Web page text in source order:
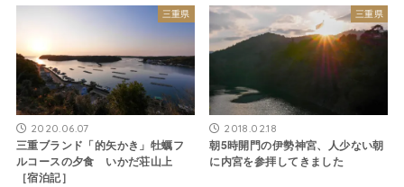
三重県
2020.06.07
三重ブランド「的矢かき」牡蠣フ
ルコースの夕食 いかだ荘山上
［宿泊記］
三重県
2018.02.18
朝5時開門の伊勢神宮、人少ない朝
に内宮を参拝してきました